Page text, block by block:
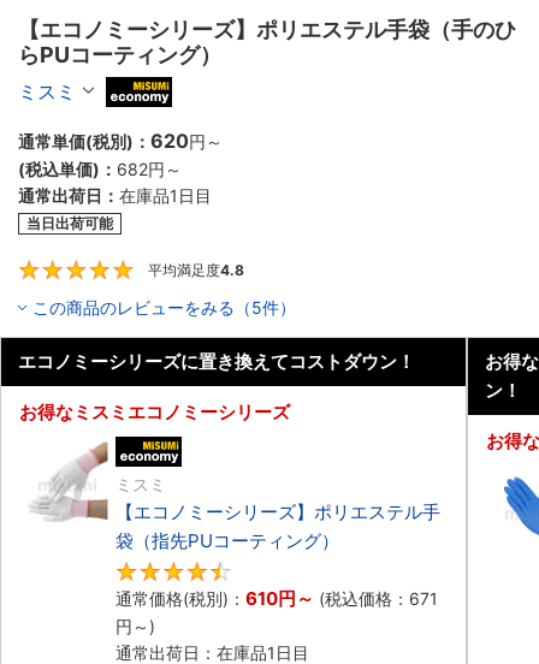
【エコノミーシリーズ】ポリエステル手袋（手のひ
らPUコーティング）
ミスミ
通常単価(税別)： 620円 ～
(税込単価)： 682円 ～
通常出荷日： 在庫品1日目
当日出荷可能
平均満足度4.8
この商品のレビューをみる（5件）
エコノミーシリーズに置き換えてコストダウン！
お得なミスミエコノミーシリーズ
ミスミ
【エコノミーシリーズ】ポリエステル手
袋（指先PUコーティング）
通常価格(税別)： 610円 ～ (税込価格： 671
円 ～)
通常出荷日：在庫品1日目
お得
ン！
お得